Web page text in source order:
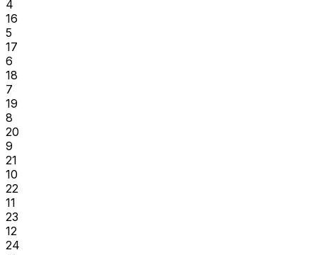
4
16
5
17
6
18
7
19
8
20
9
21
10
22
11
23
12
24